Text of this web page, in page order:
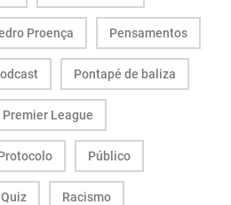
Proença Pensamentos
Pontapé de baliza
Premier League
Público
Quiz Racismo